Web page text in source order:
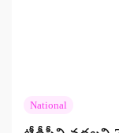
National